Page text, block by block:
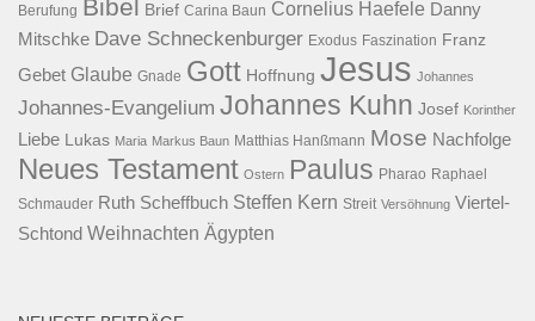
Berufung Bibel Brief Carina Baun Cornelius Haefele Danny
Mitschke Dave Schneckenburger Exodus Faszination Franz
Gebet Glaube Gnade Gott Hoffnung Jesus Johannes
Johannes-Evangelium Johannes Kuhn Josef Korinther
Liebe Lukas Maria Markus Baun Matthias Hanßmann Mose Nachfolge
Neues Testament Ostern Paulus Pharao Raphael
Schmauder Ruth Scheffbuch Steffen Kern Streit Versöhnung Viertel-
Schtond Weihnachten Ägypten